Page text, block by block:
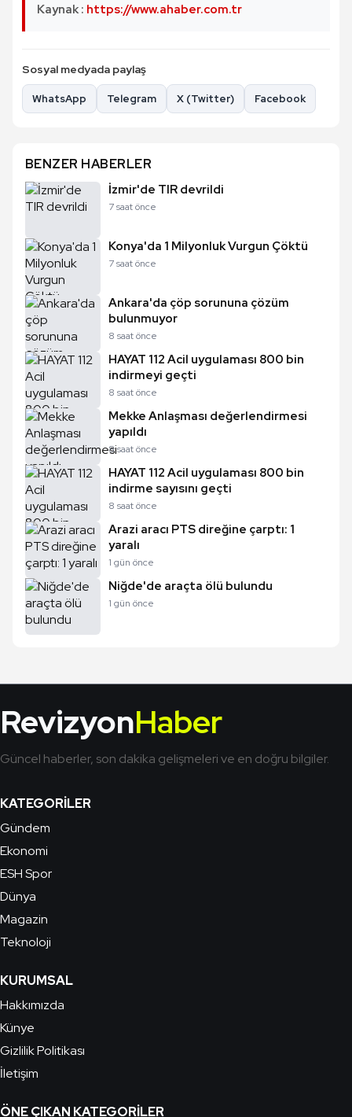
Kaynak : https://www.ahaber.com.tr
Sosyal medyada paylaş
WhatsApp Telegram X (Twitter) Facebook
BENZER HABERLER
İzmir'de TIR devrildi
7 saat önce
Konya'da 1 Milyonluk Vurgun Çöktü
7 saat önce
Ankara'da çöp sorununa çözüm
bulunmuyor
8 saat önce
HAYAT 112 Acil uygulaması 800 bin
indirmeyi geçti
8 saat önce
Mekke Anlaşması değerlendirmesi
yapıldı
8 saat önce
HAYAT 112 Acil uygulaması 800 bin
indirme sayısını geçti
8 saat önce
Arazi aracı PTS direğine çarptı: 1
yaralı
1 gün önce
Niğde'de araçta ölü bulundu
1 gün önce
RevizyonHaber
Güncel haberler, son dakika gelişmeleri ve en doğru bilgiler.
KATEGORILER
Gündem
Ekonomi
ESH Spor
Dünya
Magazin
Teknoloji
KURUMSAL
Hakkımızda
Künye
Gizlilik Politikası
İletişim
ÖNE ÇIKAN KATEGORILER